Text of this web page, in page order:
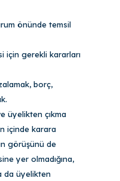
önünde temsil
için gerekli kararları
borç,
üyelikten çıkma
içinde karara
görüşünü de
yer olmadığına,
da üyelikten